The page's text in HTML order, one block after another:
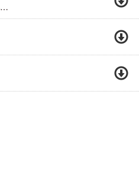
Свободный Полёт (Новинка 2015)